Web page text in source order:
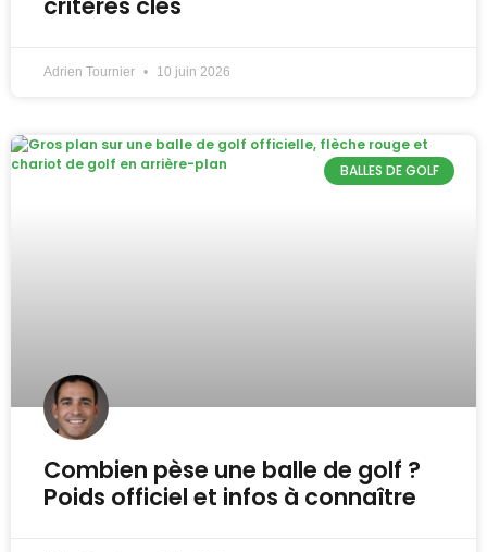
Adrien Tournier 10 juin 2026
BALLES DE GOLF
Combien pèse une balle de golf ?
Poids officiel et infos à connaître